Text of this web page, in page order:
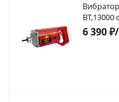
ВТ,13000
6 390₽